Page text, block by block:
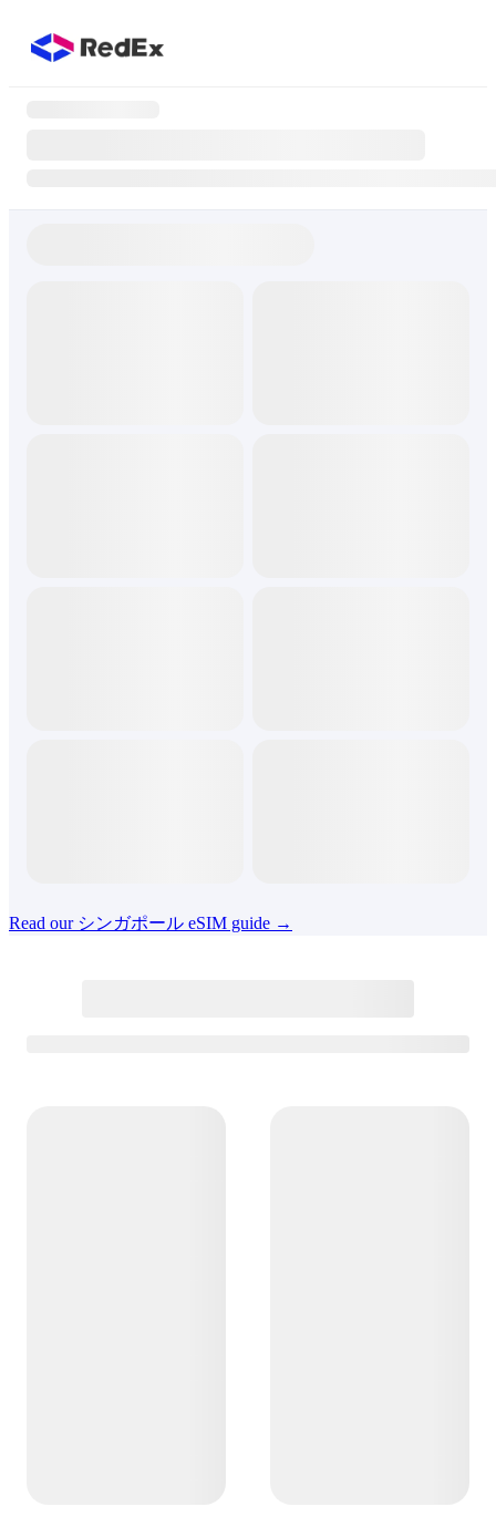
Read our シンガポール eSIM guide →